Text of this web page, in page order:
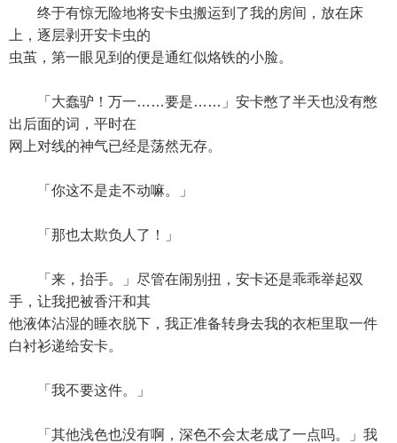
终于有惊无险地将安卡虫搬运到了我的房间，放在床
上，逐层剥开安卡虫的
虫茧，第一眼见到的便是通红似烙铁的小脸。
「大蠢驴！万一……要是……」安卡憋了半天也没有憋
出后面的词，平时在
网上对线的神气已经是荡然无存。
「你这不是走不动嘛。」
「那也太欺负人了！」
「来，抬手。」尽管在闹别扭，安卡还是乖乖举起双
手，让我把被香汗和其
他液体沾湿的睡衣脱下，我正准备转身去我的衣柜里取一件
白衬衫递给安卡。
「我不要这件。」
「其他浅色也没有啊，深色不会太老成了一点吗。」我